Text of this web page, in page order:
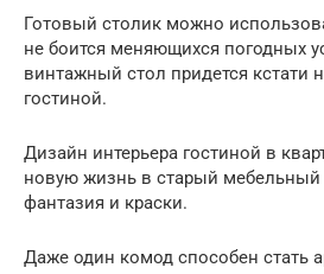
Готовый столик можно
не боится меняющихся погодных
винтажный стол придется кстати
гостиной.
Дизайн интерьера гостиной в
новую жизнь в старый мебельный
фантазия и краски.
Даже один комод способен стать